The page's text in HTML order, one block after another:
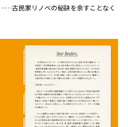
古民家リノベの秘訣を余すことなく